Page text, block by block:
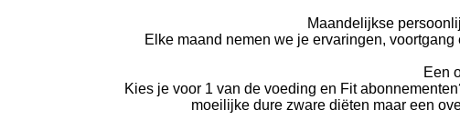
Maandelijkse
Elke maand nemen we je ervaringen,
Een
Kies je voor 1 van de voeding en Fit
moeilijke dure zware diëten maar een